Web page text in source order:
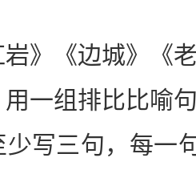
《边城》《老
一组排比比喻
少写三句，每一